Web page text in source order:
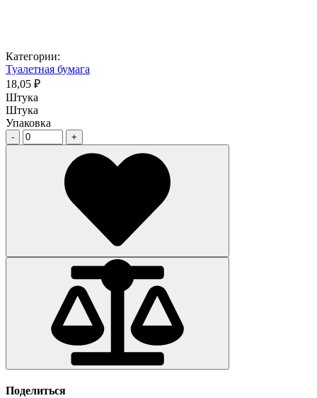
Категории:
Туалетная бумага
18,05 ₽
Штука
Штука
Упаковка
Поделиться